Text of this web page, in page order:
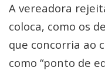
A vereadora
coloca, como os
que concorria ao
como “ponto de